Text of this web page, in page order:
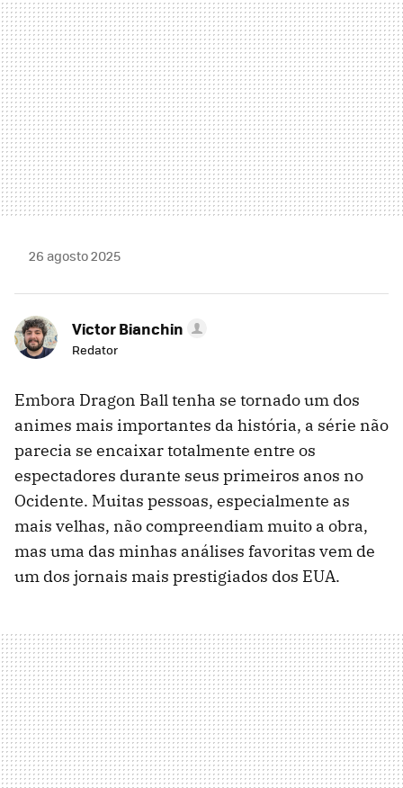
26 agosto 2025
Victor Bianchin
Redator
Embora Dragon Ball tenha se tornado um dos
animes mais importantes da história, a série não
parecia se encaixar totalmente entre os
espectadores durante seus primeiros anos no
Ocidente. Muitas pessoas, especialmente as
mais velhas, não compreendiam muito a obra,
mas uma das minhas análises favoritas vem de
um dos jornais mais prestigiados dos EUA.